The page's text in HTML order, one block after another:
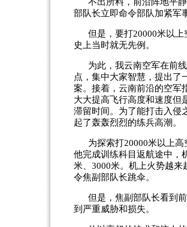
部队长立即命令部队加紧军
但是，要打20000米以上
史上当时就无先例。
为此，我云南空军在前
点，集中大家智慧，提出了
案。接着，云南前沿的空军
大大提高飞行高度和速度但
滞留时间。为了能打击入侵
起了轰轰烈烈的练兵高潮。
为探索打20000米以上高
他完成训练科目返航途中，
米、 3000米。机上火势越来
令焦副部队长跳伞。
但是，焦副部队长看到
到严重威胁和损失。